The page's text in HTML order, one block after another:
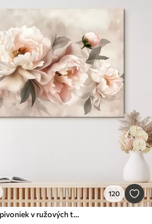
120
abstraktná kytica pivoniek v ružových tónoch